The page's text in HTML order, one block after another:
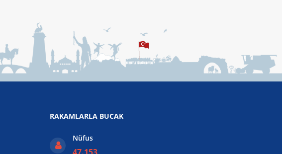
RAKAMLARLA BUCAK
Nüfus